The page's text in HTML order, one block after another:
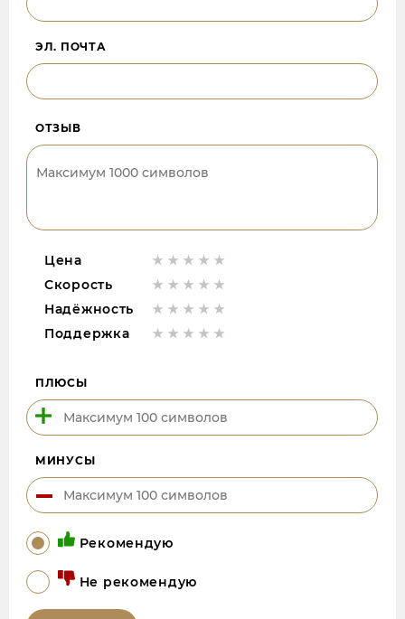
ЭЛ. ПОЧТА
ОТЗЫВ
Цена
Скорость
Надёжность
Поддержка
ПЛЮСЫ
МИНУСЫ
Рекомендую
Не рекомендую